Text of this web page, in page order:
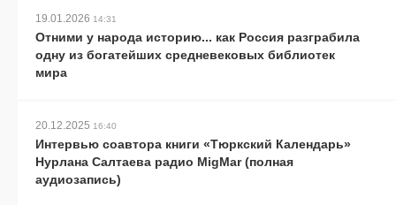
19.01.2026 14:31
Отними у народа историю... как Россия разграбила
одну из богатейших средневековых библиотек
мира
20.12.2025 16:40
Интервью соавтора книги «Тюркский Календарь»
Нурлана Салтаева радио MigMar (полная
аудиозапись)